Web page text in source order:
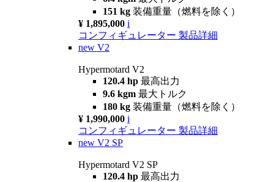
151 kg 装備重量（燃料を除く）
¥ 1,895,000 i
コンフィギュレーター 製品詳細
new V2
Hypermotard V2
120.4 hp 最高出力
9.6 kgm 最大トルク
180 kg 装備重量（燃料を除く）
¥ 1,990,000 i
コンフィギュレーター 製品詳細
new V2 SP
Hypermotard V2 SP
120.4 hp 最高出力